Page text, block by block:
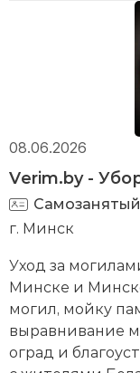
08.06.2026
Verim.by -
г. Минск
Уход за
Минске и
могил, мойку
выравнивание
оград и